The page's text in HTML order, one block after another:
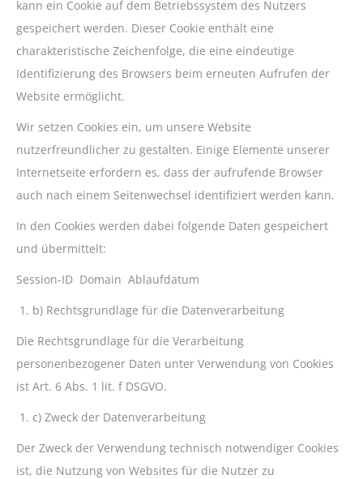
kann ein Cookie auf dem Betriebssystem des Nutzers
gespeichert werden. Dieser Cookie enthält eine
charakteristische Zeichenfolge, die eine eindeutige
Identifizierung des Browsers beim erneuten Aufrufen der
Website ermöglicht.
Wir setzen Cookies ein, um unsere Website
nutzerfreundlicher zu gestalten. Einige Elemente unserer
Internetseite erfordern es, dass der aufrufende Browser
auch nach einem Seitenwechsel identifiziert werden kann.
In den Cookies werden dabei folgende Daten gespeichert
und übermittelt:
Session-ID Domain Ablaufdatum
b) Rechtsgrundlage für die Datenverarbeitung
Die Rechtsgrundlage für die Verarbeitung
personenbezogener Daten unter Verwendung von Cookies
ist Art. 6 Abs. 1 lit. f DSGVO.
c) Zweck der Datenverarbeitung
Der Zweck der Verwendung technisch notwendiger Cookies
ist, die Nutzung von Websites für die Nutzer zu